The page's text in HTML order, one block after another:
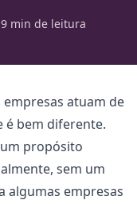
9 min de leitura
atuam de
é bem diferente.
propósito
sem um
algumas empresas